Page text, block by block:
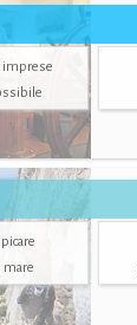
imprese
mare